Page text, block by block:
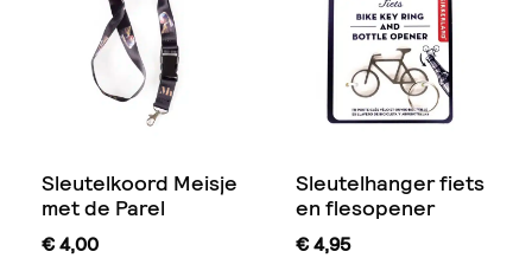
Sleutelkoord Meisje
met de Parel
€4,00
Sleutelhanger fiets
en flesopener
€4,95